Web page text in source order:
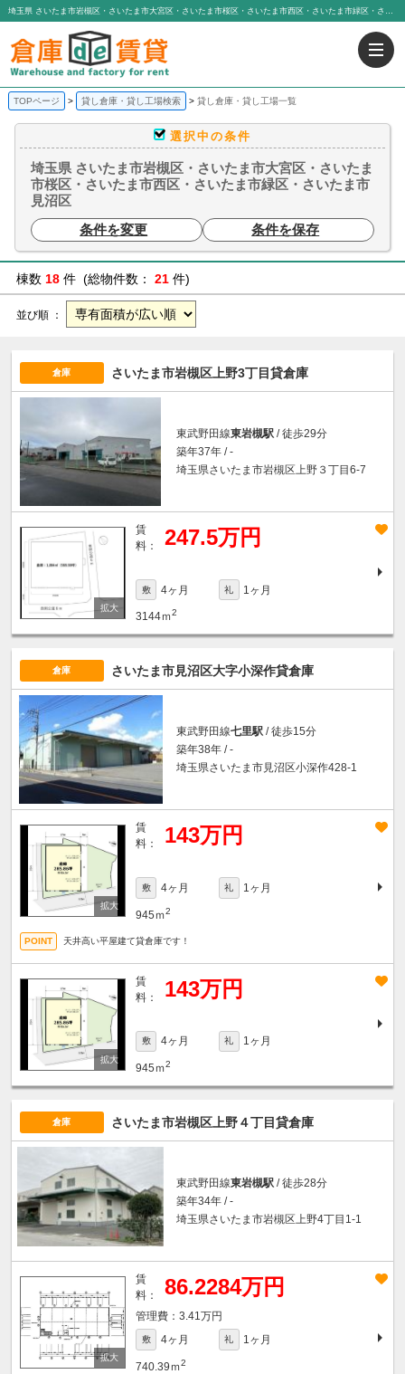
埼玉県 さいたま市岩槻区・さいたま市大宮区・さいたま市桜区・さいたま市西区・さいたま市緑区・さいたま市見沼区 ｜貸し倉庫・貸し工場一覧｜貸し倉庫、貸し工場なら「倉庫de賃貸」｜有限会社アイエヌジー・トゥエンティーワン
TOPページ 貸し倉庫・貸し工場検索 貸し倉庫・貸し工場一覧
選択中の条件
埼玉県 さいたま市岩槻区・さいたま市大宮区・さいたま
市桜区・さいたま市西区・さいたま市緑区・さいたま市
見沼区
条件を変更
条件を保存
棟数 18 件 (総物件数： 21 件)
並び順 ：
倉庫 さいたま市岩槻区上野3丁目貸倉庫
東武野田線東岩槻駅 / 徒歩29分
築年37年 / -
埼玉県さいたま市岩槻区上野３丁目6-7
賃
料：
247.5万円
敷 4ヶ月 礼 1ヶ月
3144ｍ2
倉庫 さいたま市見沼区大字小深作貸倉庫
東武野田線七里駅 / 徒歩15分
築年38年 / -
埼玉県さいたま市見沼区小深作428-1
賃
料：
143万円
敷 4ヶ月 礼 1ヶ月
945ｍ2
天井高い平屋建て貸倉庫です！
賃
料：
143万円
敷 4ヶ月 礼 1ヶ月
945ｍ2
倉庫 さいたま市岩槻区上野４丁目貸倉庫
東武野田線東岩槻駅 / 徒歩28分
築年34年 / -
埼玉県さいたま市岩槻区上野4丁目1-1
賃
料：
86.2284万円
3.41万円
敷 4ヶ月 礼 1ヶ月
740.39ｍ2